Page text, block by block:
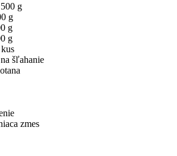
g
g
g
g
šľahanie
zmes